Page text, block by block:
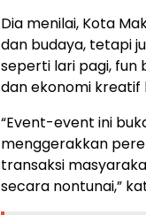
Dia menilai, Kota
dan budaya, tetapi
seperti lari pagi, fun
dan ekonomi kreatif
“Event-event ini
menggerakkan
transaksi
secara nontunai,”